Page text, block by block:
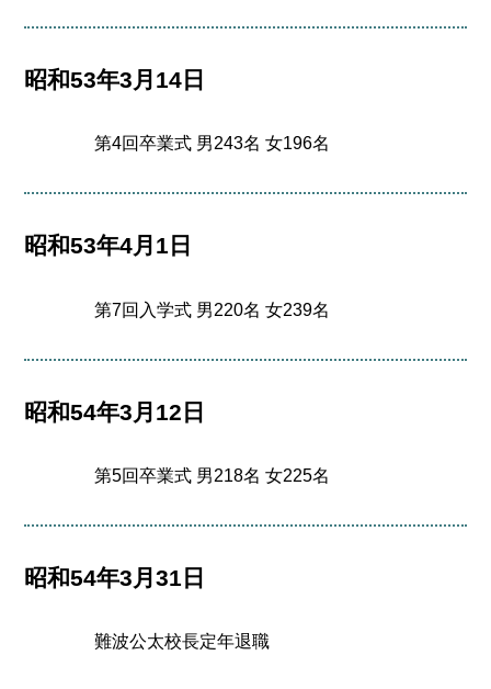
昭和53年3月14日
第4回卒業式 男243名 女196名
昭和53年4月1日
第7回入学式 男220名 女239名
昭和54年3月12日
第5回卒業式 男218名 女225名
昭和54年3月31日
難波公太校長定年退職